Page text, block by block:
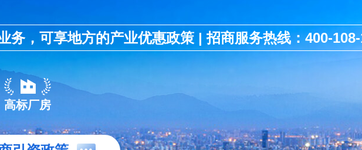
务，可享地方的产业优惠政策 | 招商服务热线：400-
高标厂房